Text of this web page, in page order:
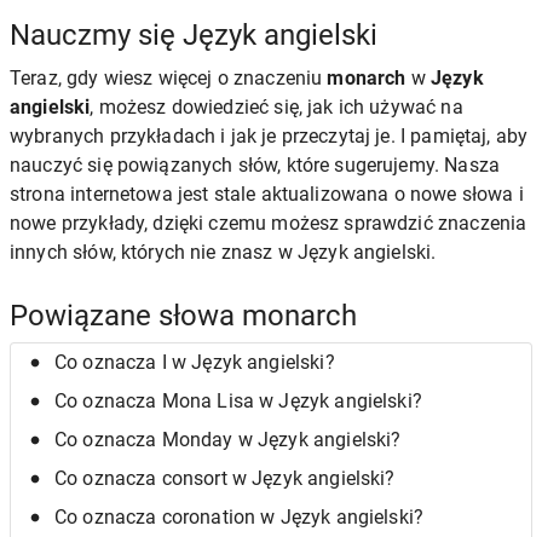
Nauczmy się Język angielski
Teraz, gdy wiesz więcej o znaczeniumonarch w Język
angielski, możesz dowiedzieć się, jak ich używać na
wybranych przykładach i jak je przeczytaj je. I pamiętaj, aby
nauczyć się powiązanych słów, które sugerujemy. Nasza
strona internetowa jest stale aktualizowana o nowe słowa i
nowe przykłady, dzięki czemu możesz sprawdzić znaczenia
innych słów, których nie znasz w Język angielski.
Powiązane słowa monarch
Co oznacza I w Język angielski?
Co oznacza Mona Lisa w Język angielski?
Co oznacza Monday w Język angielski?
Co oznacza consort w Język angielski?
Co oznacza coronation w Język angielski?